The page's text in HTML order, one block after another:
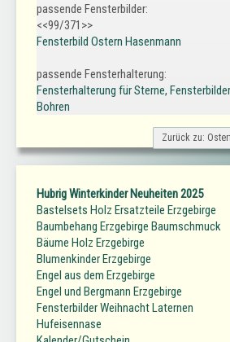
passende Fensterbilder:
<<99/371>>
Fensterbild Ostern Hasenmann
passende Fensterhalterung:
Fensterhalterung für Sterne,
Bohren
Zurück zu:
Hubrig Winterkinder Neuheiten 2025
Bastelsets Holz Ersatzteile Erzgebirge
Baumbehang Erzgebirge Baumschmuck
Bäume Holz Erzgebirge
Blumenkinder Erzgebirge
Engel aus dem Erzgebirge
Engel und Bergmann Erzgebirge
Fensterbilder Weihnacht Laternen
Hufeisennase